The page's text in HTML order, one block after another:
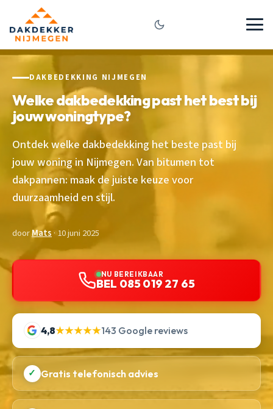
DAKBEDEKKING NIJMEGEN
Welke dakbedekking past het best bij
jouw woningtype?
Ontdek welke dakbedekking het beste past bij
jouw woning in Nijmegen. Van bitumen tot
dakpannen: maak de juiste keuze voor
duurzaamheid en stijl.
doorMats· 10 juni 2025
NU BEREIKBAAR
BEL 085 019 27 65
4,8★★★★★143 Google reviews
✓ Gratis telefonisch advies